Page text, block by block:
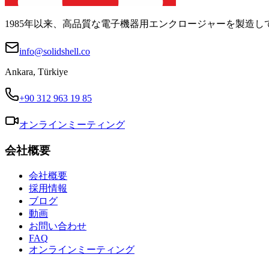
1985年以来、高品質な電子機器用エンクロージャーを製造し
info@solidshell.co
Ankara, Türkiye
+90 312 963 19 85
オンラインミーティング
会社概要
会社概要
採用情報
ブログ
動画
お問い合わせ
FAQ
オンラインミーティング